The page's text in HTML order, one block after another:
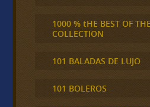
1000 % tHE BEST OF
COLLECTION
101 BALADAS DE LUJO
101 BOLEROS